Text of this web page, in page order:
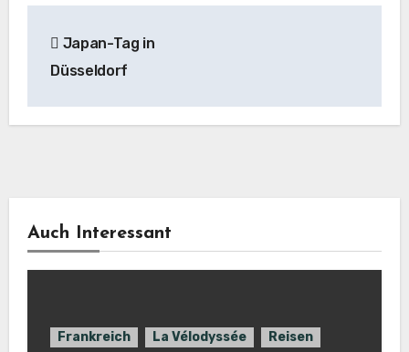
Japan-Tag in
Düsseldorf
Auch Interessant
Frankreich La Vélodyssée
Reisen